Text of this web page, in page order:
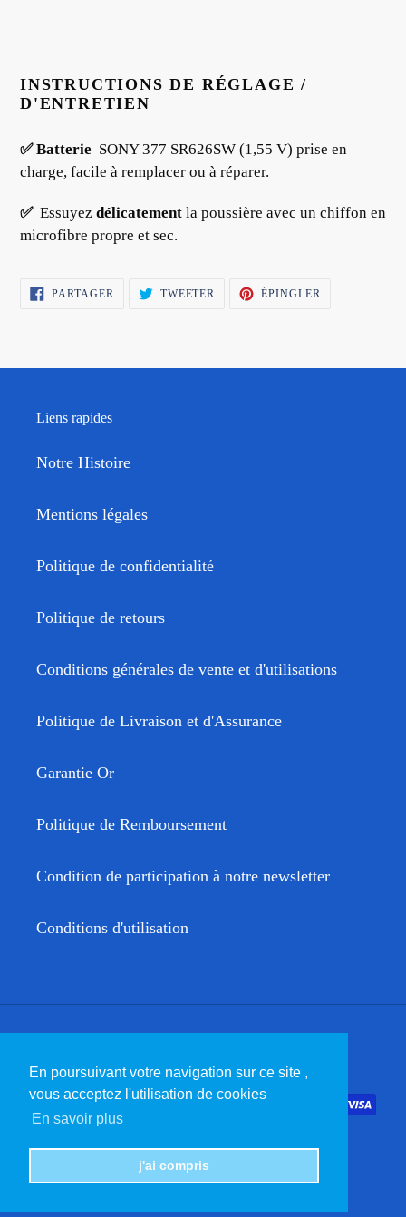
En poursuivant votre navigation sur ce site ,
vous acceptez l'utilisation de cookies
En savoir plus
j'ai compris
INSTRUCTIONS DE RÉGLAGE /
D'ENTRETIEN
✅ Batterie SONY 377 SR626SW (1,55 V) prise en
charge, facile à remplacer ou à réparer.
✅Essuyez délicatement la poussière avec un chiffon en
microfibre propre et sec.
PARTAGER PARTAGER
SUR
TWEETER TWEETERÉPINGLER
Liens rapides
Notre Histoire
Mentions légales
Politique de confidentialité
Politique de retours
Conditions générales de vente et d'utilisations
Politique de Livraison et d'Assurance
Garantie Or
Politique de Remboursement
Condition de participation à notre newsletter
Conditions d'utilisation
Moyens
paiement
© 2026,Tommy Taylor US